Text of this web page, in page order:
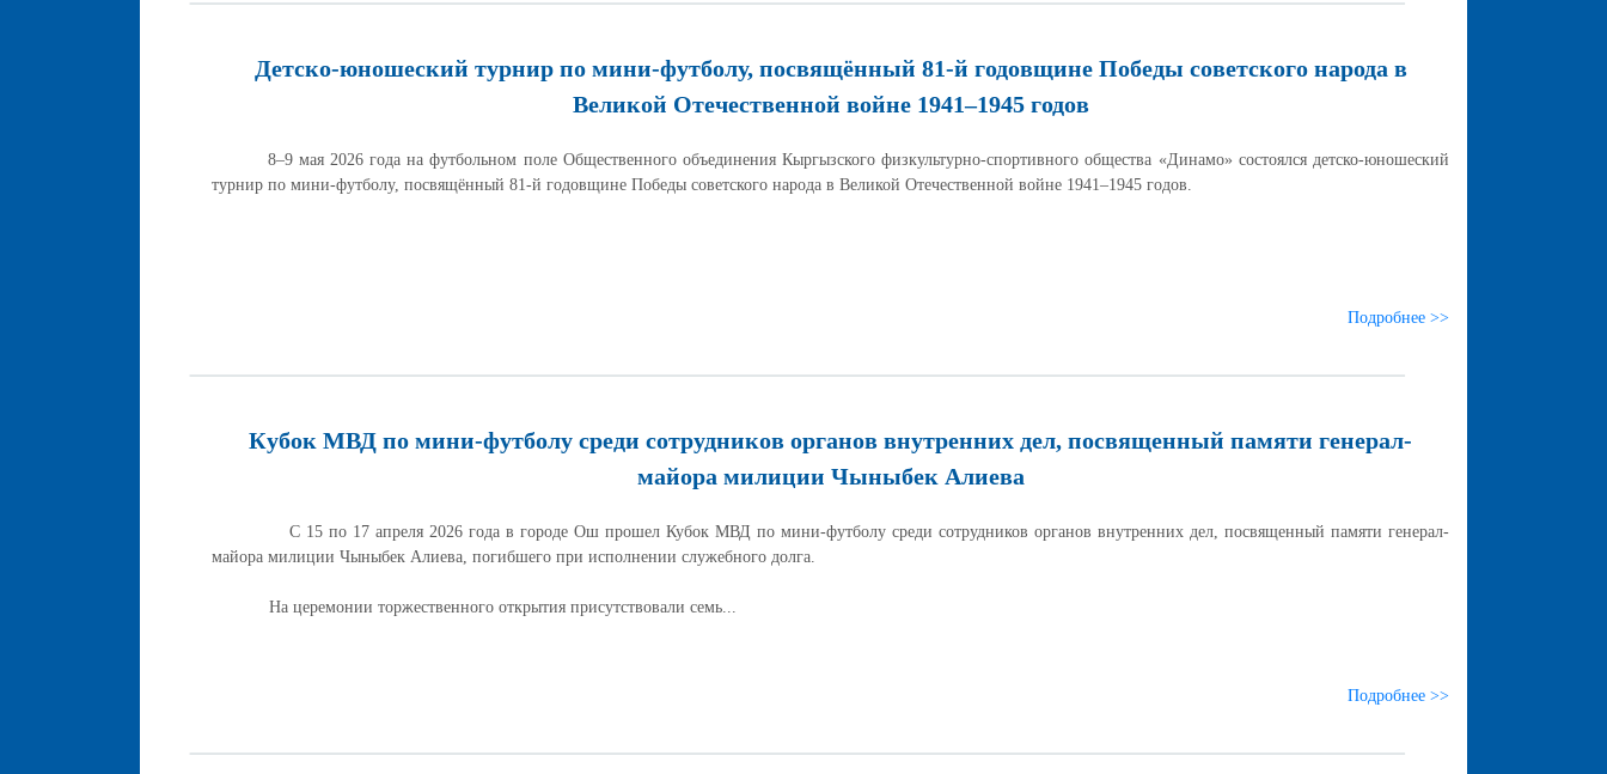
Детско-юношеский турнир по мини-футболу, посвящённый 81-й годовщине Победы советского народа в
Великой Отечественной войне 1941–1945 годов
8–9 мая 2026 года на футбольном поле Общественного объединения Кыргызского физкультурно-спортивного общества «Динамо» состоялся детско-юношеский
турнир по мини-футболу, посвящённый 81-й годовщине Победы советского народа в Великой Отечественной войне 1941–1945 годов.
Подробнее >>
Кубок МВД по мини-футболу среди сотрудников органов внутренних дел, посвященный памяти генерал-
майора милиции Чыныбек Алиева
С 15 по 17 апреля 2026 года в городе Ош прошел Кубок МВД по мини-футболу среди сотрудников органов внутренних дел, посвященный памяти генерал-
майора милиции Чыныбек Алиева, погибшего при исполнении служебного долга.
На церемонии торжественного открытия присутствовали семь...
Подробнее >>